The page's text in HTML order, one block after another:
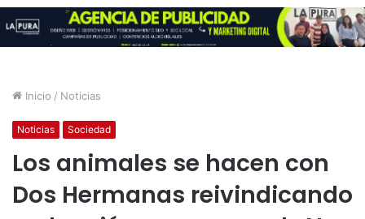
Inicio / Noticias
Noticias Sociedad
Los animales se hacen con
Dos Hermanas reivindicando